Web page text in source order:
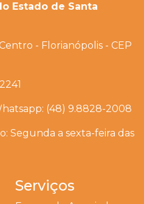
Estado de Santa
- Florianópolis - CEP
(48) 9.8828-2008
Segunda a sexta-feira das
Serviços